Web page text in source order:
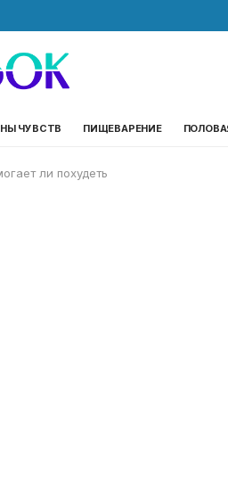
ЧУВСТВ ПИЩЕВАРЕНИЕ
ли похудеть